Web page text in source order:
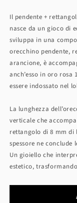
Il pendente +
nasce da un gioco di
sviluppa in una
orecchino pendente,
arancione, è
anch’esso in oro
essere indossato nel
La lunghezza
verticale che
rettangolo di 8 mm di
spessore ne conclude
Un gioiello che
estetico,